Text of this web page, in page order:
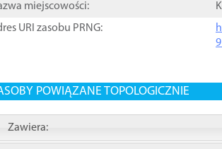
miejscowości:
URI zasobu PRNG:
POWIĄZANE TOPOLOGICZNIE
Zawiera: